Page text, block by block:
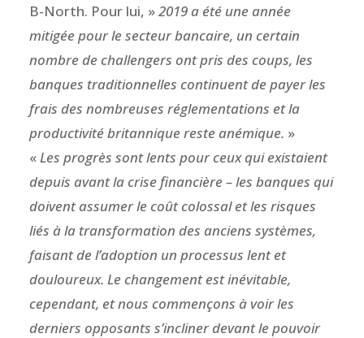
B-North. Pour lui, »2019 a été une année
mitigée pour le secteur bancaire, un certain
nombre de challengers ont pris des coups, les
banques traditionnelles continuent de payer les
frais des nombreuses réglementations et la
productivité britannique reste anémique. »
«Les progrès sont lents pour ceux qui existaient
depuis avant la crise financière – les banques qui
doivent assumer le coût colossal et les risques
liés à la transformation des anciens systèmes,
faisant de l’adoption un processus lent et
douloureux. Le changement est inévitable,
cependant, et nous commençons à voir les
derniers opposants s’incliner devant le pouvoir